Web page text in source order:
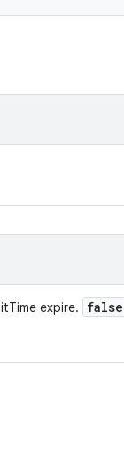
expire. false